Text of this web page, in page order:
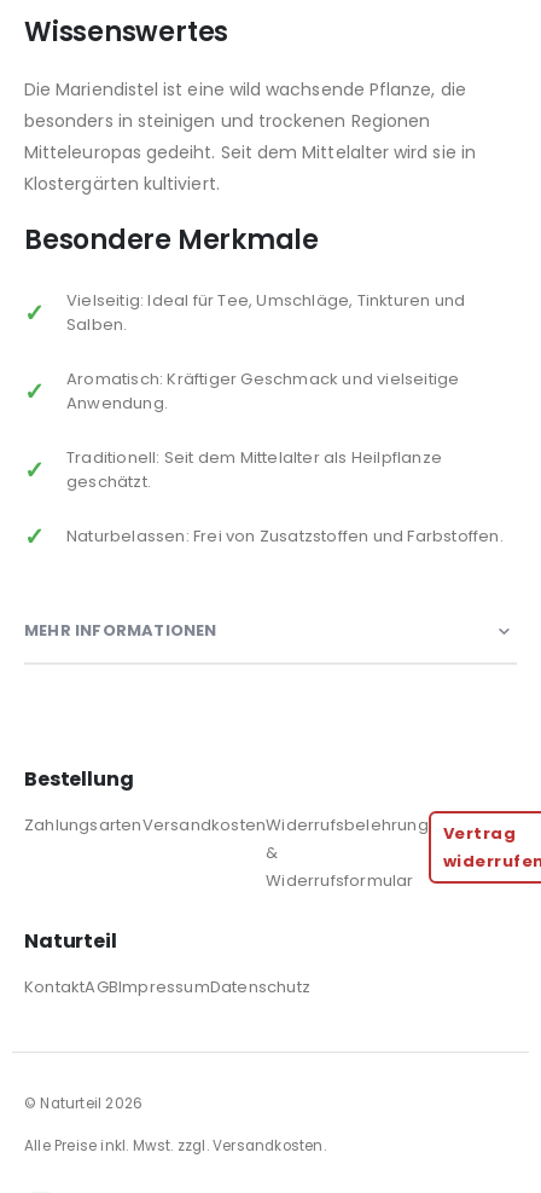
Wissenswertes
Die Mariendistel ist eine wild wachsende Pflanze, die
besonders in steinigen und trockenen Regionen
Mitteleuropas gedeiht. Seit dem Mittelalter wird sie in
Klostergärten kultiviert.
Besondere Merkmale
Vielseitig: Ideal für Tee, Umschläge, Tinkturen und
Salben.
Aromatisch: Kräftiger Geschmack und vielseitige
Anwendung.
Traditionell: Seit dem Mittelalter als Heilpflanze
geschätzt.
Naturbelassen: Frei von Zusatzstoffen und Farbstoffen.
MEHR INFORMATIONEN
Bestellung
ZahlungsartenVersandkostenWiderrufsbelehrung
&
Widerrufsformular
Vertrag
Naturteil
KontaktAGBImpressumDatenschutz
© Naturteil 2026
Alle Preise inkl. Mwst. zzgl.Versandkosten.